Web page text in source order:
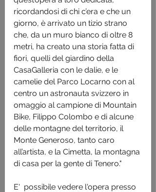
ricordandosi di chi c’era e che un
giorno, è arrivato un tizio strano
che, da un muro bianco di oltre 8
metri, ha creato una storia fatta di
fiori, quelli del giardino della
CasaGalleria con le dalie, e le
camelie del Parco Locarno con al
centro un astronauta svizzero in
omaggio al campione di Mountain
Bike, Filippo Colombo e di alcune
delle montagne del territorio, il
Monte Generoso, tanto caro
all’artista, e la Cimetta, la montagna
di casa per la gente di Tenero."
E'  possibile vedere l'opera presso